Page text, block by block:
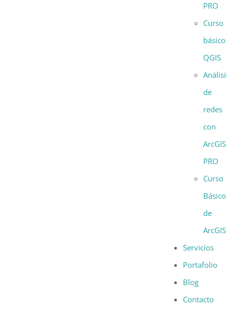
PRO
Curso
básico
QGIS
de
redes
con
ArcGIS
PRO
Curso
Básico
de
ArcGIS
Servicios
Portafolio
Blog
Contacto